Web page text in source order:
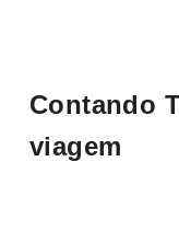
Contando
viagem